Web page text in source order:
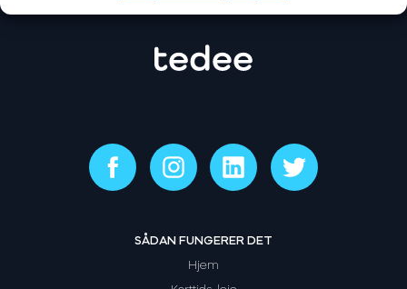
SÅDAN FUNGERER DET
Hjem